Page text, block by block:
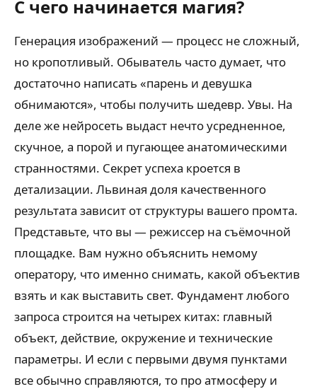
С чего начинается магия?
Генерация изображений — процесс не сложный,
но кропотливый. Обыватель часто думает, что
достаточно написать «парень и девушка
обнимаются», чтобы получить шедевр. Увы. На
деле же нейросеть выдаст нечто усредненное,
скучное, а порой и пугающее анатомическими
странностями. Секрет успеха кроется в
детализации. Львиная доля качественного
результата зависит от структуры вашего промта.
Представьте, что вы — режиссер на съёмочной
площадке. Вам нужно объяснить немому
оператору, что именно снимать, какой объектив
взять и как выставить свет. Фундамент любого
запроса строится на четырех китах: главный
объект, действие, окружение и технические
параметры. И если с первыми двумя пунктами
все обычно справляются, то про атмосферу и